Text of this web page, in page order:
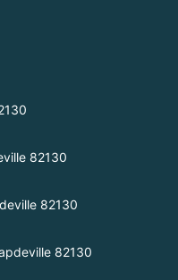
82130
82130
82130